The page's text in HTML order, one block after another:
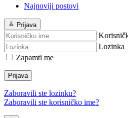
Najnoviji postovi
Prijava
Lozinka
Zapamti me
Prijava
Zaboravili ste lozinku?
Zaboravili ste korisničko ime?